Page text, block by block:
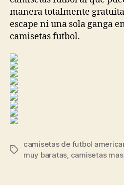
manera totalmente
escape ni una sola ganga
camisetas futbol.
Etiquetas
camisetas de futbol
muy baratas, camisetas